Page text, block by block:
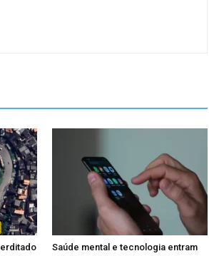
Saúde mental e tecnologia entram